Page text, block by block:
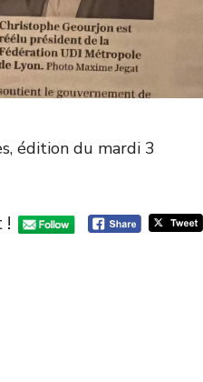
édition du mardi 3
!